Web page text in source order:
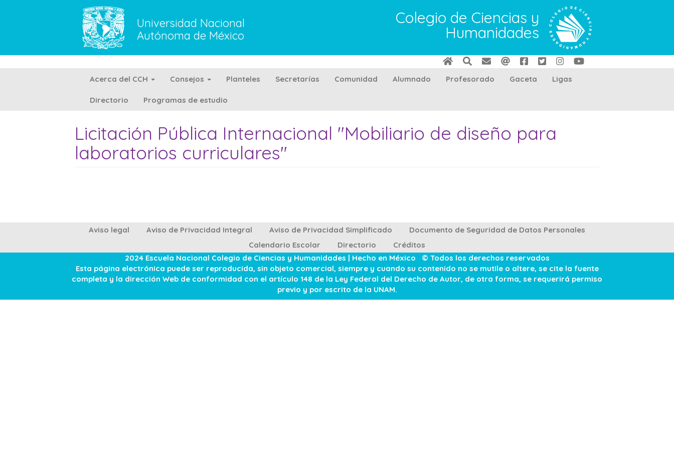
Pasar al contenido principal
Universidad Nacional
Autónoma de México
Colegio de Ciencias y
Humanidades
Acerca del CCH Consejos Planteles Secretarías Comunidad Alumnado Profesorado Gaceta Ligas
Directorio Programas de estudio
Licitación Pública Internacional "Mobiliario de diseño para
laboratorios curriculares"
Aviso legal Aviso de Privacidad Integral Aviso de Privacidad Simplificado
Documento de Seguridad de Datos Personales
Calendario Escolar
Directorio
Créditos
2024 Escuela Nacional Colegio de Ciencias y Humanidades | Hecho en México © Todos los derechos reservados
Esta página electrónica puede ser reproducida, sin objeto comercial, siempre y cuando su contenido no se mutile o altere, se cite la fuente
completa y la dirección Web de conformidad con el artículo 148 de la Ley Federal del Derecho de Autor, de otra forma, se requerirá permiso
previo y por escrito de la UNAM.